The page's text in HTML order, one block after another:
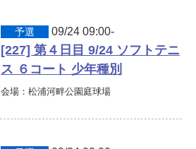
予選 09/24 09:00-
[227] 第４日目 9/24 ソフトテニ
ス ６コート 少年種別
会場：松浦河畔公園庭球場